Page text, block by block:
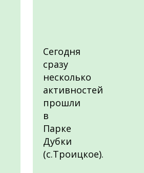
Сегодня
сразу
несколько
активностей
прошли
в
Парке
Дубки
(с.Троицкое).